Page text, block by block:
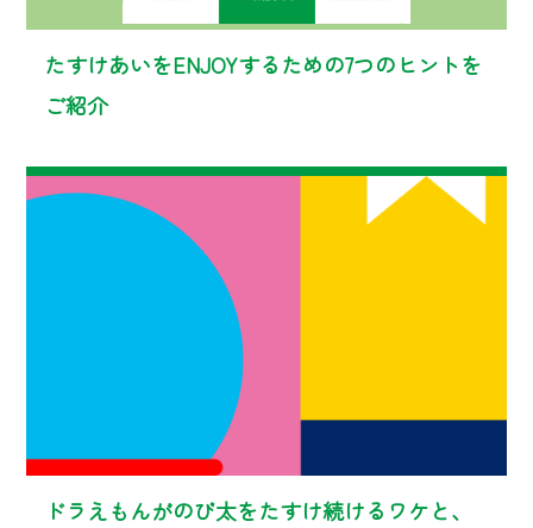
たすけあいをENJOYするための7つのヒントを
ご紹介
ドラえもんがのび太をたすけ続けるワケと、